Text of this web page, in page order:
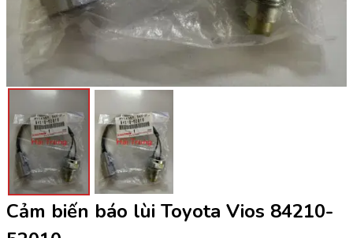
Cảm biến báo lùi Toyota Vios 84210-